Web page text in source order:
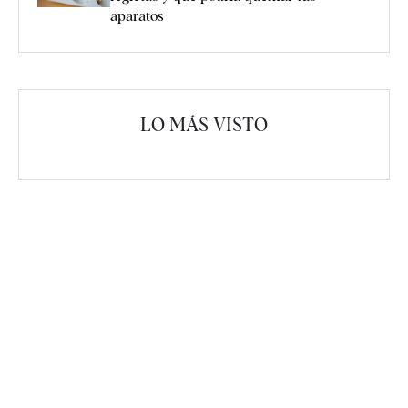
aparatos
LO MÁS VISTO